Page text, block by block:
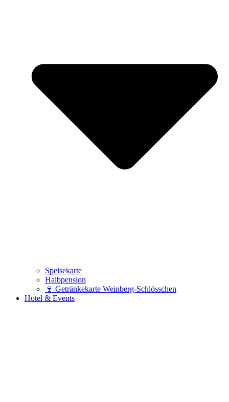
Speisekarte
Halbpension
🍷 Getränkekarte Weinberg-Schlösschen
Hotel & Events